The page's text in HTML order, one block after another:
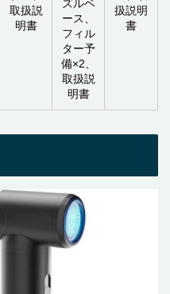
取扱説
明書
ズルベ
ース、
フィル
ター予
備×2、
取扱説
明書
扱説明
書